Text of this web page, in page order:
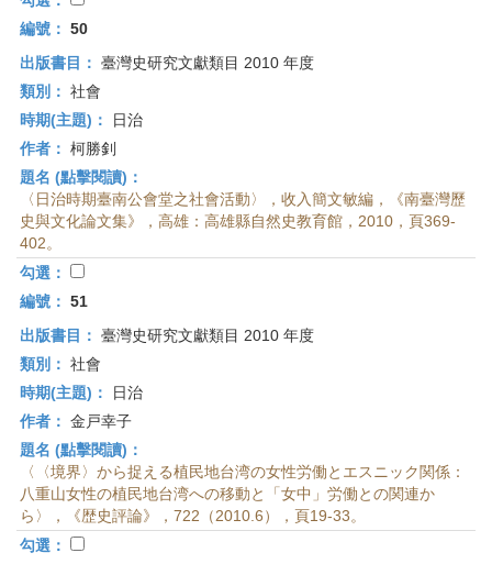
編號： 50
出版書目： 臺灣史研究文獻類目 2010 年度
類別： 社會
時期(主題)：
日治
作者： 柯勝釗
題名 (點擊閱讀)：
〈日治時期臺南公會堂之社會活動〉，收入簡文敏編，《南臺灣歷
史與文化論文集》，高雄：高雄縣自然史教育館，2010，頁369-
402。
勾選：
編號： 51
出版書目： 臺灣史研究文獻類目 2010 年度
類別： 社會
時期(主題)：
日治
作者： 金戸幸子
題名 (點擊閱讀)：
〈〈境界〉から捉える植民地台湾の女性労働とエスニック関係：
八重山女性の植民地台湾への移動と「女中」労働との関連か
ら〉，《歴史評論》，722（2010.6），頁19-33。
勾選：